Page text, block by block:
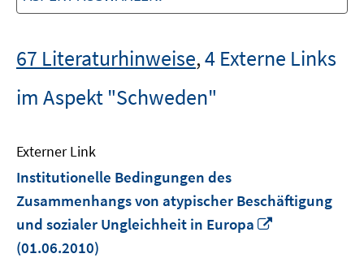
67 Literaturhinweise,4 Externe Links
im Aspekt "Schweden"
Externer Link
Institutionelle Bedingungen des
Zusammenhangs von atypischer Beschäftigung
und sozialer Ungleichheit in Europa
(01.06.2010)